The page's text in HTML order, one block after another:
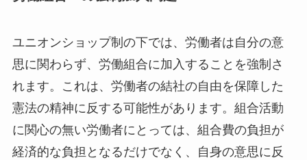
ユニオンショップ制の下では、労働者は自分の意
思に関わらず、労働組合に加入することを強制さ
れます。これは、労働者の結社の自由を保障した
憲法の精神に反する可能性があります。組合活動
に関心の無い労働者にとっては、組合費の負担が
経済的な負担となるだけでなく、自身の意思に反